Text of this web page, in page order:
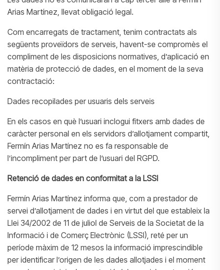
Arias Martínez, llevat obligació legal.
Com encarregats de tractament, tenim contractats als
següents proveïdors de serveis, havent-se compromès el
compliment de les disposicions normatives, d’aplicació en
matèria de protecció de dades, en el moment de la seva
contractació:
Dades recopilades per usuaris dels serveis
En els casos en què l’usuari inclogui fitxers amb dades de
caràcter personal en els servidors d’allotjament compartit,
Fermín Arias Martínez no es fa responsable de
l’incompliment per part de l’usuari del RGPD.
Retenció de dades en conformitat a la LSSI
Fermín Arias Martínez informa que, com a prestador de
servei d’allotjament de dades i en virtut del que estableix la
Llei 34/2002 de 11 de juliol de Serveis de la Societat de la
Informació i de Comerç Electrònic (LSSI), reté per un
període màxim de 12 mesos la informació imprescindible
per identificar l’origen de les dades allotjades i el moment